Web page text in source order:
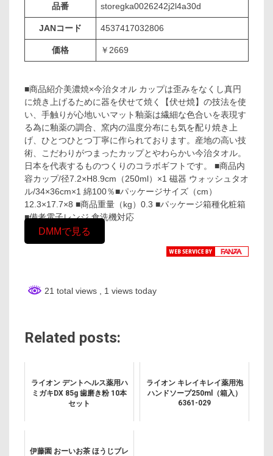
品番 storegka0026242j2l4a30d
JANコード 4537417032806
価格 ￥2669
■商品紹介美濃焼×今治タオル カップは歪みをなくし真円
に焼き上げるために器を伏せて焼く【伏せ焼】の技法を使
い、手触りが心地いいマット釉薬は繊細な色合いを表現す
る為に釉薬の調合、窯内の温度分布にも気を配り焼き上
げ、ひとつひとつ丁寧に作られております。産地の高い技
術、こだわりがつまったカップとやわらかい今治タオル。
日本を代表するものつくりのコラボギフトです。 ■商品内
容カップ/径7.2×H8.9cm（250ml）×1 磁器 ウォッシュタオ
ル/34×36cm×1 綿100％■パッケージサイズ（cm）
12.3×17.7×8 ■商品重量（kg）0.3 ■パッケージ箱種化粧箱
■備考電子レンジ 食洗機対応
DMMで見る
21 total views , 1 views today
Related posts:
ライオン デントヘルス薬用ハ
ミガキDX 85g 歯磨き粉 10本
セット
ライオン キレイキレイ薬用泡
ハンドソープ250ml（箱入）
6361-029
伊藤園 おーいお茶 ほうじブレ